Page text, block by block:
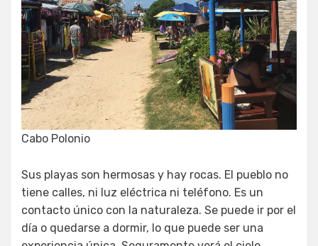
Cabo Polonio
Sus playas son hermosas y hay rocas. El pueblo no
tiene calles, ni luz eléctrica ni teléfono. Es un
contacto único con la naturaleza. Se puede ir por el
día o quedarse a dormir, lo que puede ser una